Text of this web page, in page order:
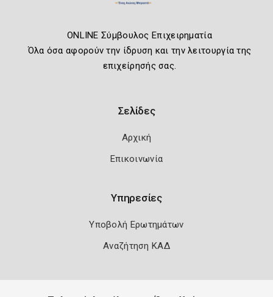
ONLINE Σύμβουλος Επιχειρηματία
Όλα όσα αφορούν την ίδρυση και την λειτουργία της
επιχείρησής σας.
Σελίδες
Αρχική
Επικοινωνία
Υπηρεσίες
Υποβολή Ερωτημάτων
Αναζήτηση ΚΑΔ